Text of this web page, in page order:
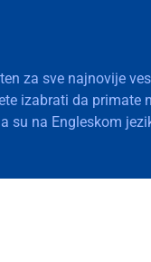
za sve najnovije
izabrati da primate
su na Engleskom